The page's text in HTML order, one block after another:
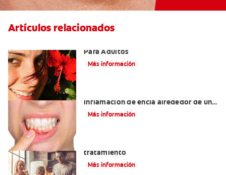
Artículos relacionados
Para Adultos
Más información
inflamación de encía alrededor de un
diente?
Más información
tratamiento
Más información